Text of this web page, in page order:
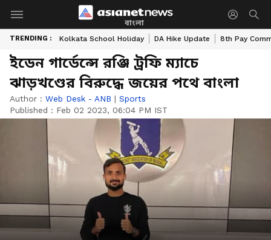
বাংলা
TRENDING : Kolkata School Holiday DA Hike Update 8th Pay
ইডেন গার্ডেন্সে রঞ্জি ট্রফি ম্যাচে
ঝাড়খণ্ডের বিরুদ্ধে জয়ের পথে বাংলা
Author : Web Desk - ANB | Sports
Published : Feb 02 2023, 06:04 PM IST